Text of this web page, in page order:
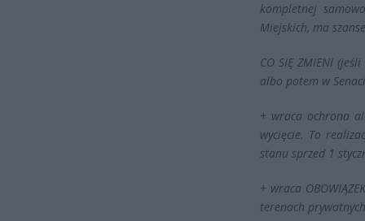
kompletnej
Miejskich, ma
CO SIĘ ZMIENI
albo potem w
+ wraca ochrona
wycięcie. To
stanu sprzed 1
+ wraca
terenach